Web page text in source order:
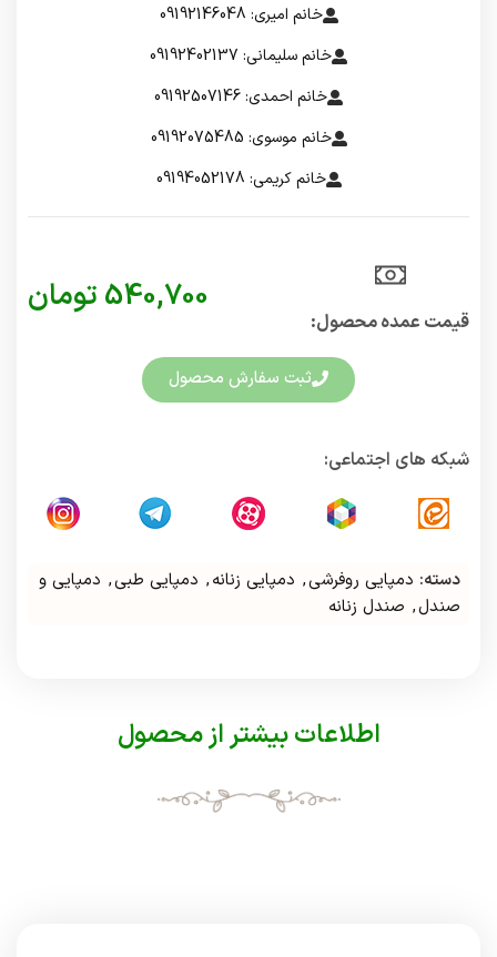
خانم امیری: 09192146048
خانم سلیمانی: 09192402137
خانم احمدی: 09192507146
خانم موسوی: 09192075485
خانم کریمی: 09194052178
قیمت عمده محصول:​
540,700 تومان
ثبت سفارش محصول
شبکه های اجتماعی:
دسته: دمپایی روفرشی, دمپایی زنانه, دمپایی طبی, دمپایی و
صندل, صندل زنانه
اطلاعات بیشتر از محصول